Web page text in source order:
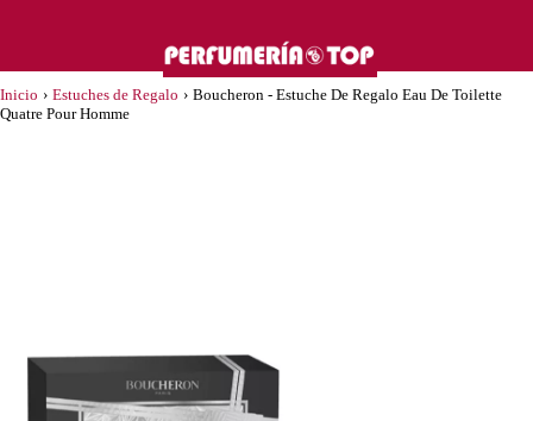
Inicio › Estuches de Regalo › Boucheron - Estuche De Regalo Eau De Toilette
Quatre Pour Homme